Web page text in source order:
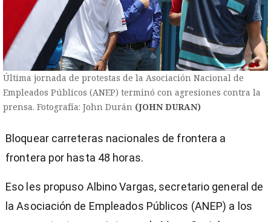
Última jornada de protestas de la Asociación Nacional de
Empleados Públicos (ANEP) terminó con agresiones contra la
prensa. Fotografía: John Durán (JOHN DURAN)
Bloquear carreteras nacionales de frontera a
frontera por hasta 48 horas.
Eso les propuso Albino Vargas, secretario general de
la Asociación de Empleados Públicos (ANEP) a los